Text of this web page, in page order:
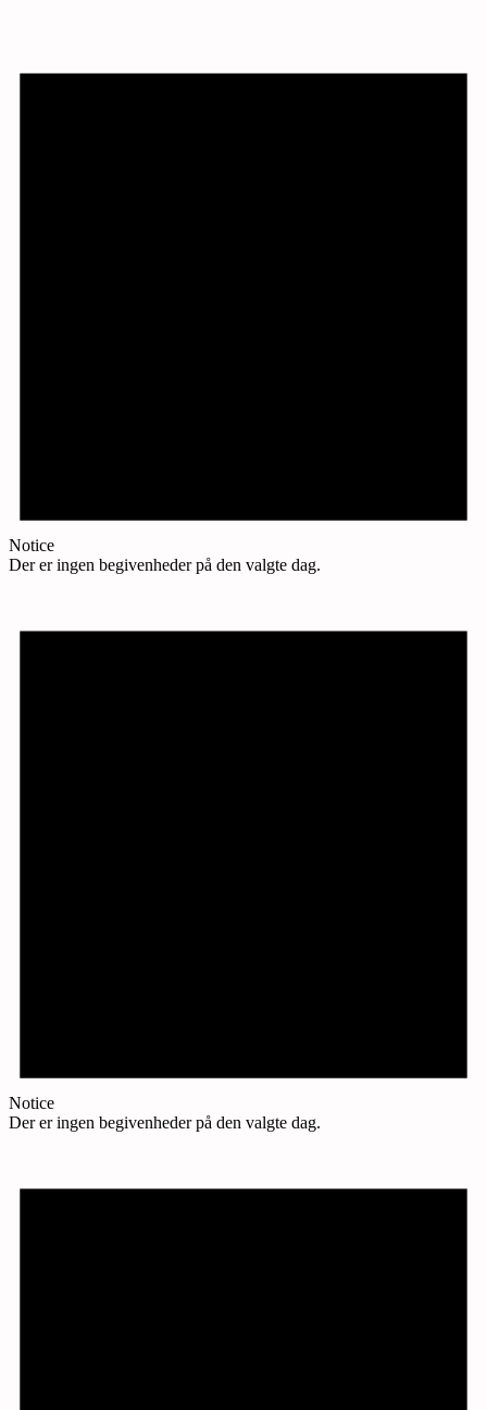
Notice
Der er ingen begivenheder på den valgte dag.
Notice
Der er ingen begivenheder på den valgte dag.